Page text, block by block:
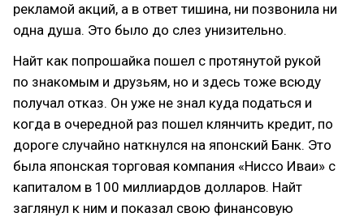
рекламой акций, а в ответ тишина, ни позвонила ни
одна душа. Это было до слез унизительно.
Найт как попрошайка пошел с протянутой рукой
по знакомым и друзьям, но и здесь тоже всюду
получал отказ. Он уже не знал куда податься и
когда в очередной раз пошел клянчить кредит, по
дороге случайно наткнулся на японский Банк. Это
была японская торговая компания «Ниссо Иваи» с
капиталом в 100 миллиардов долларов. Найт
заглянул к ним и показал свою финансовую